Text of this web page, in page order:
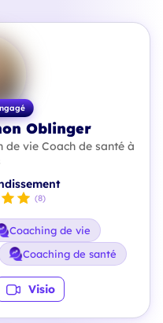
Oblinger
de vie Coach de santé à
(8)
Coaching de vie
Coaching de santé
Visio